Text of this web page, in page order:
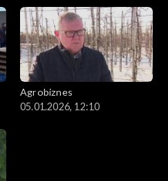
Agrobiznes
05.01.2026, 12:10